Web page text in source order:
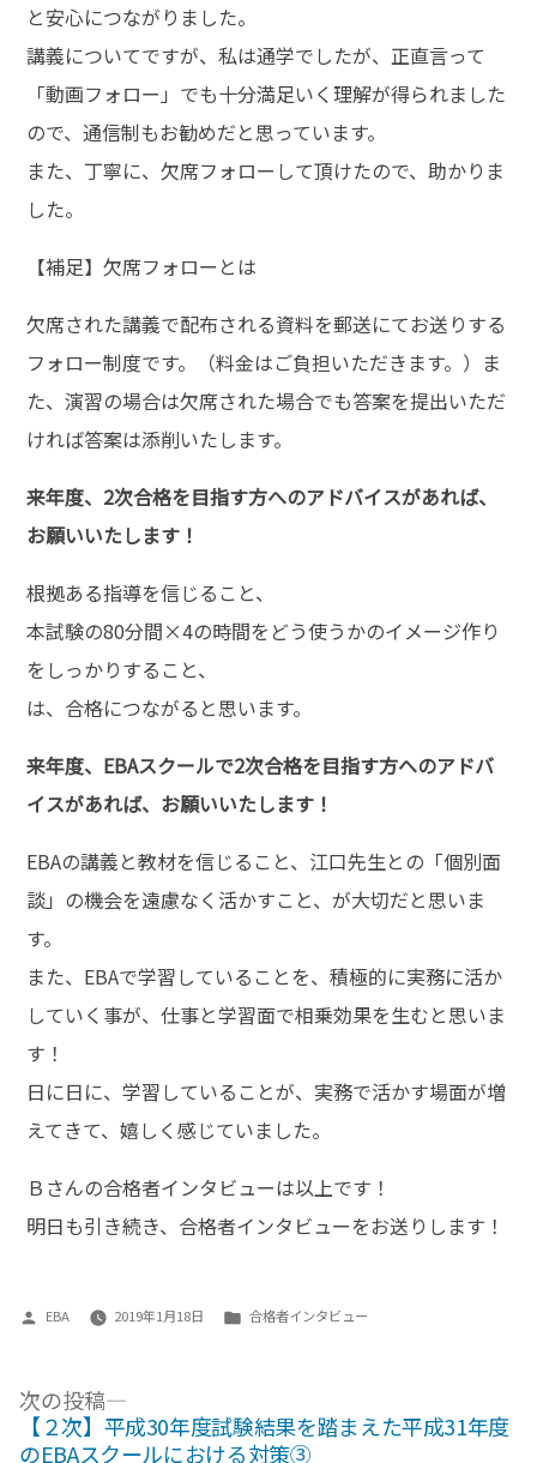
と安心につながりました。
講義についてですが、私は通学でしたが、正直言って
「動画フォロー」でも十分満足いく理解が得られました
ので、通信制もお勧めだと思っています。
また、丁寧に、欠席フォローして頂けたので、助かりま
した。
【補足】欠席フォローとは
欠席された講義で配布される資料を郵送にてお送りする
フォロー制度です。（料金はご負担いただきます。）ま
た、演習の場合は欠席された場合でも答案を提出いただ
ければ答案は添削いたします。
来年度、2次合格を目指す方へのアドバイスがあれば、
お願いいたします！
根拠ある指導を信じること、
本試験の80分間×4の時間をどう使うかのイメージ作り
をしっかりすること、
は、合格につながると思います。
来年度、EBAスクールで2次合格を目指す方へのアドバ
イスがあれば、お願いいたします！
EBAの講義と教材を信じること、江口先生との「個別面
談」の機会を遠慮なく活かすこと、が大切だと思いま
す。
また、EBAで学習していることを、積極的に実務に活か
していく事が、仕事と学習面で相乗効果を生むと思いま
す！
日に日に、学習していることが、実務で活かす場面が増
えてきて、嬉しく感じていました。
Ｂさんの合格者インタビューは以上です！
明日も引き続き、合格者インタビューをお送りします！
投
EBA 2019年1月18日
カ
ー:
合格者インタビュー
投
稿
次の投稿
の
投
【２次】平成30年度試験結果を踏まえた平成31年度
のEBAスクールにおける対策③